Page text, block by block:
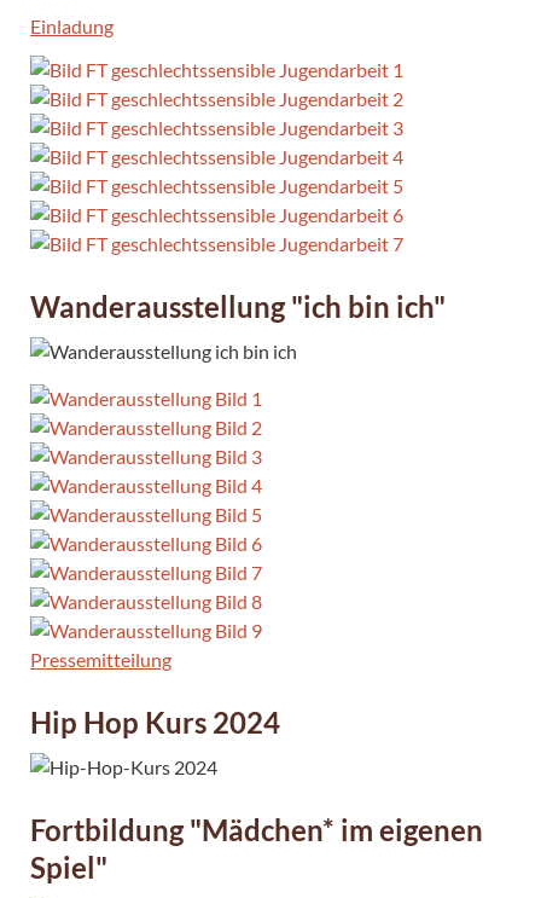
Einladung
Wanderausstellung "ich bin ich"
Pressemitteilung
Hip Hop Kurs 2024
Fortbildung "Mädchen* im eigenen
Spiel"